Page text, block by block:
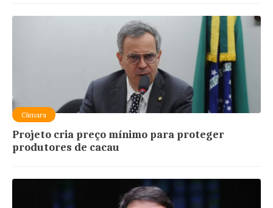
Câmara
Projeto cria preço mínimo para proteger
produtores de cacau